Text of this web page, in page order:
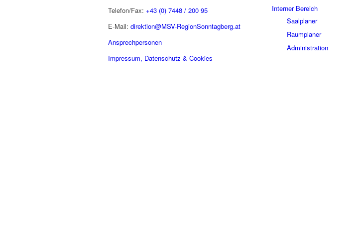
Telefon/Fax: +43 (0) 7448 / 200 95
E-Mail: direktion@MSV-RegionSonntagberg.at
Ansprechpersonen
Impressum, Datenschutz & Cookies
Interner Bereich
Saalplaner
Raumplaner
Administration